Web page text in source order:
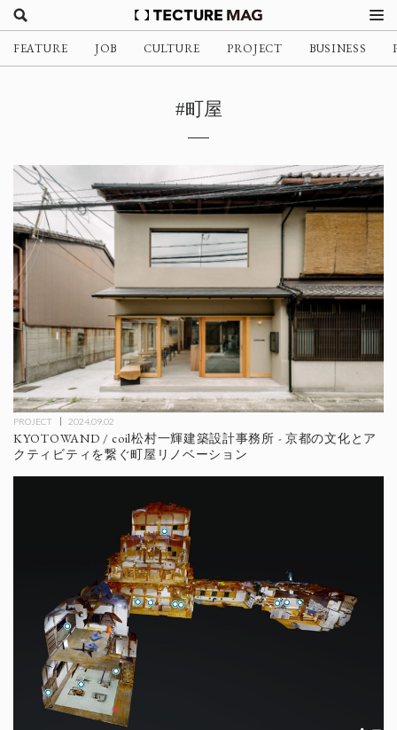
FEATURE JOB CULTURE PROJECT BUSINESS
#町屋
PROJECT 2024.09.02
KYOTOWAND / coil松村一輝建築設計事務所 - 京都の文化とア
クティビティを繋ぐ町屋リノベーション